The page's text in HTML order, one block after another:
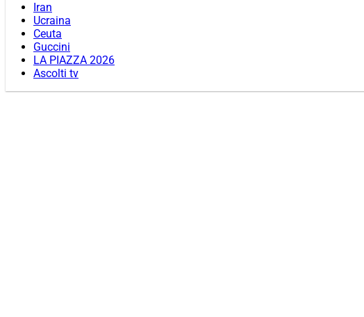
Iran
Ucraina
Ceuta
Guccini
LA PIAZZA 2026
Ascolti tv